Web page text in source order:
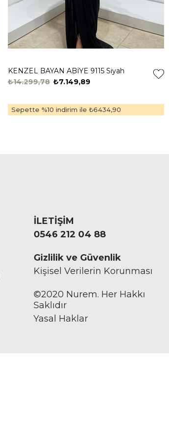
KENZEL BAYAN ABİYE 9115 Siyah
₺7.149,89
₺14.299,78
Sepette %10 indirim ile ₺6434,90
İLETİŞİM
0546 212 04 88
Gizlilik ve Güvenlik
Kişisel Verilerin Korunması
©2020 Nurem. Her Hakkı
Saklıdır
Yasal Haklar